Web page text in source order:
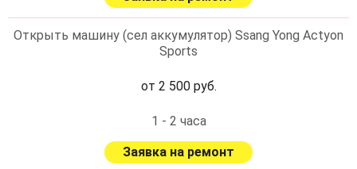
Открыть машину (сел аккумулятор) Ssang Yong Actyon
Sports
от 2 500 руб.
1 - 2 часа
Заявка на ремонт